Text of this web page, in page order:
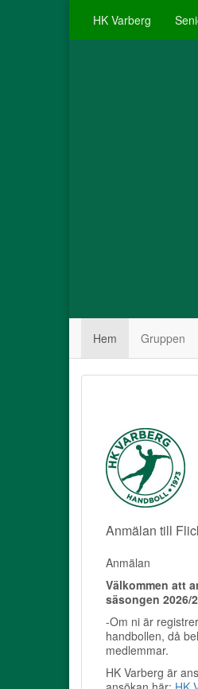
HK Varberg
Hem Gruppen